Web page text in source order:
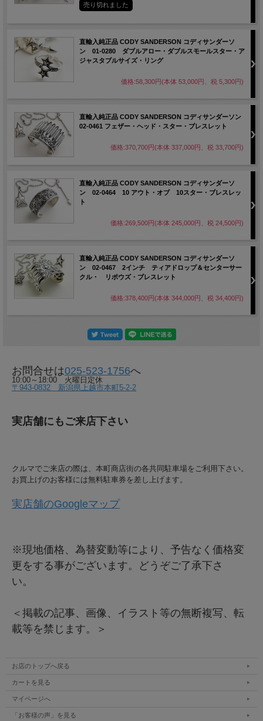
売り切れました
直輸入純正品 CODY SANDERSON コディサンダーソ
ン 01-0280 ダブルアロー・ダブルスモールスター・ア
ジャスタブルサイズ・リング
価格:58,300円(本体 53,000円、税 5,300円)
直輸入純正品 CODY SANDERSON コディサンダーソン
02-0461 フェザー・ヘッド・スター・ブレスレット
価格:370,700円(本体 337,000円、税 33,700円)
直輸入純正品 CODY SANDERSON コディサンダーソ
ン 02-0464 10 アウト・オブ 10スター・ブレスレッ
ト
価格:269,500円(本体 245,000円、税 24,500円)
直輸入純正品 CODY SANDERSON コディサンダーソ
ン 02-0467 2インチ ティアドロップ＆センターサー
クル・ リポウズ・ブレスレット
価格:378,400円(本体 344,000円、税 34,400円)
お問合せは025-523-1756へ
10:00～18:00 火曜日定休
〒943-0832 新潟県上越市本町5-2-2
実店舗にもご来店下さい
クルマでご来店の際は、本町商店街の各共同駐車場をご利用下さい。
お買上げのお客様には無料駐車券を差し上げます。
実店舗のGoogleマップ
※現地価格、為替変動等により、予告なく価格変
更をする事がございます。どうぞご了承下さ
い。
＜掲載の記事、画像、イラスト等の無断複写、転
載等を禁じます。＞
お店のトップへ戻る
カートを見る
マイページへ
「お客様の声」を見る